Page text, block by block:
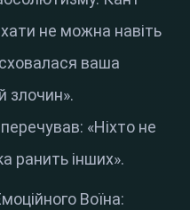
не можна навіть
ваша
злочин».
«Ніхто не
ранить інших».
Воїна: